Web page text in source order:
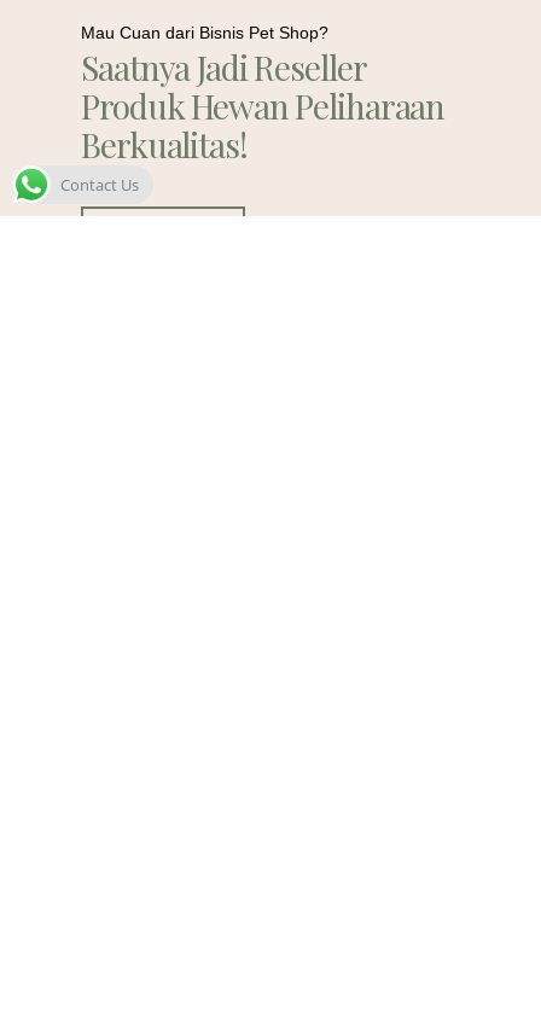
Mau Cuan dari Bisnis Pet Shop?
Saatnya Jadi Reseller
Produk Hewan Peliharaan
Berkualitas!
Contact Us